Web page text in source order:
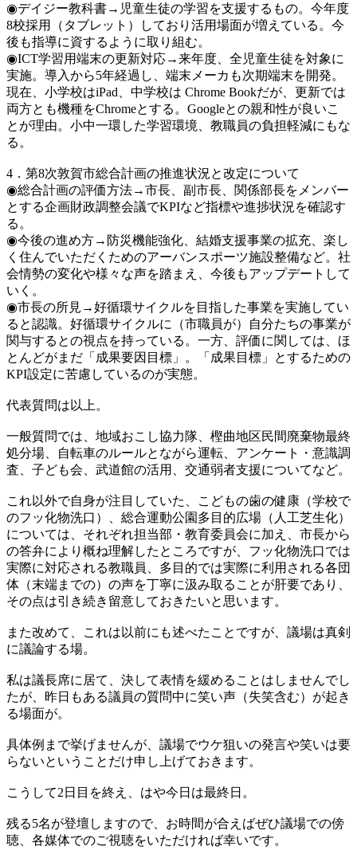
◉デイジー教科書→児童生徒の学習を支援するもの。今年度
8校採用（タブレット）しており活用場面が増えている。今
後も指導に資するように取り組む。
◉ICT学習用端末の更新対応→来年度、全児童生徒を対象に
実施。導入から5年経過し、端末メーカも次期端末を開発。
現在、小学校はiPad、中学校は Chrome Bookだが、更新では
両方とも機種をChromeとする。Googleとの親和性が良いこ
とが理由。小中一環した学習環境、教職員の負担軽減にもな
る。
4．第8次敦賀市総合計画の推進状況と改定について
◉総合計画の評価方法→市長、副市長、関係部長をメンバー
とする企画財政調整会議でKPIなど指標や進捗状況を確認す
る。
◉今後の進め方→防災機能強化、結婚支援事業の拡充、楽し
く住んでいただくためのアーバンスポーツ施設整備など。社
会情勢の変化や様々な声を踏まえ、今後もアップデートして
いく。
◉市長の所見→好循環サイクルを目指した事業を実施してい
ると認識。好循環サイクルに（市職員が）自分たちの事業が
関与するとの視点を持っている。一方、評価に関しては、ほ
とんどがまだ「成果要因目標」。「成果目標」とするための
KPI設定に苦慮しているのが実態。
代表質問は以上。
一般質問では、地域おこし協力隊、樫曲地区民間廃棄物最終
処分場、自転車のルールとながら運転、アンケート・意識調
査、子ども会、武道館の活用、交通弱者支援についてなど。
これ以外で自身が注目していた、こどもの歯の健康（学校で
のフッ化物洗口）、総合運動公園多目的広場（人工芝生化）
については、それぞれ担当部・教育委員会に加え、市長から
の答弁により概ね理解したところですが、フッ化物洗口では
実際に対応される教職員、多目的では実際に利用される各団
体（末端までの）の声を丁寧に汲み取ることが肝要であり、
その点は引き続き留意しておきたいと思います。
また改めて、これは以前にも述べたことですが、議場は真剣
に議論する場。
私は議長席に居て、決して表情を緩めることはしませんでし
たが、昨日もある議員の質問中に笑い声（失笑含む）が起き
る場面が。
具体例まで挙げませんが、議場でウケ狙いの発言や笑いは要
らないということだけ申し上げておきます。
こうして2日目を終え、はや今日は最終日。
残る5名が登壇しますので、お時間が合えばぜひ議場での傍
聴、各媒体でのご視聴をいただければ幸いです。